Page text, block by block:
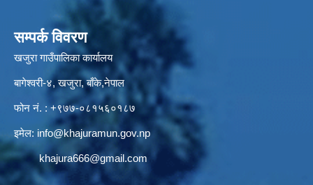
सम्पर्क विवरण
खजुरा गाउँपालिका कार्यालय
बागेश्वरी-४, खजुरा, बाँके,नेपाल
फोन नं. : +९७७-०८१५६०१८७
इमेल: info@khajuramun.gov.np
khajura666@gmail.com